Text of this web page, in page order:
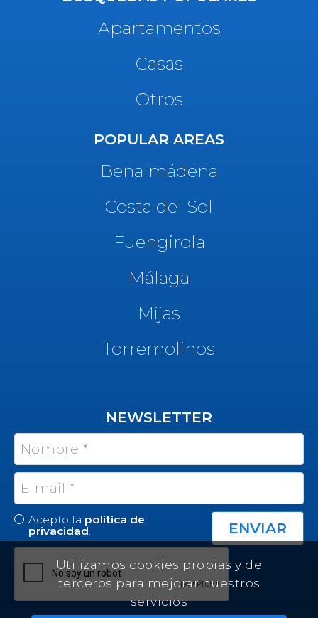
Apartamentos
Casas
Otros
POPULAR AREAS
Benalmádena
Costa del Sol
Fuengirola
Málaga
Mijas
Torremolinos
NEWSLETTER
Acepto la política de
privacidad
Utilizamos cookies propias y de
terceros para mejorar nuestros
servicios